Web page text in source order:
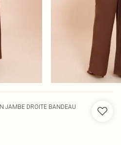
JAMBE DROITE BANDEAU